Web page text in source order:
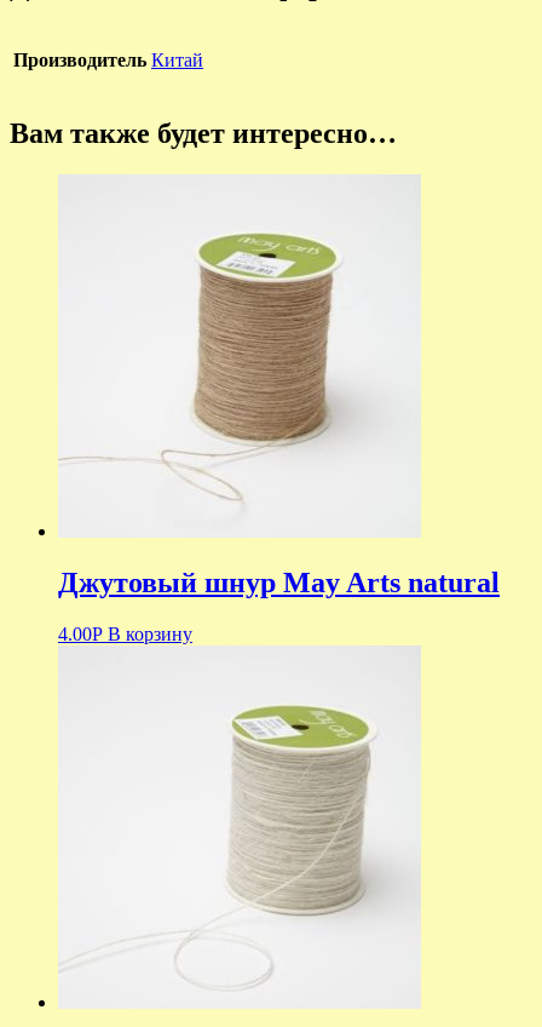
Производитель Китай
Вам также будет интересно…
Джутовый шнур May Arts natural
4.00Р В корзину